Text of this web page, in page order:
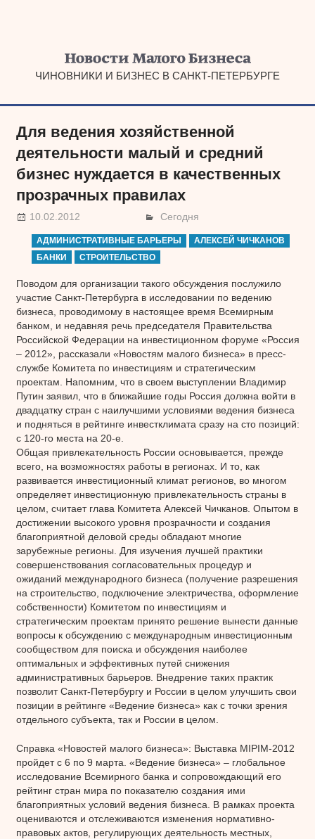
ЧИНОВНИКИ И БИЗНЕС В САНКТ-ПЕТЕРБУРГЕ
Для ведения хозяйственной
деятельности малый и средний
бизнес нуждается в качественных
прозрачных правилах
10.02.2012 Сегодня
АДМИНИСТРАТИВНЫЕ БАРЬЕРЫ
АЛЕКСЕЙ ЧИЧКАНОВ
БАНКИ
СТРОИТЕЛЬСТВО
Поводом для организации такого обсуждения послужило
участие Санкт-Петербурга в исследовании по ведению
бизнеса, проводимому в настоящее время Всемирным
банком, и недавняя речь председателя Правительства
Российской Федерации на инвестиционном форуме «Россия
– 2012», рассказали «Новостям малого бизнеса» в пресс-
службе Комитета по инвестициям и стратегическим
проектам. Напомним, что в своем выступлении Владимир
Путин заявил, что в ближайшие годы Россия должна войти в
двадцатку стран с наилучшими условиями ведения бизнеса
и подняться в рейтинге инвестклимата сразу на сто позиций:
с 120-го места на 20-е.
Общая привлекательность России основывается, прежде
всего, на возможностях работы в регионах. И то, как
развивается инвестиционный климат регионов, во многом
определяет инвестиционную привлекательность страны в
целом, считает глава Комитета Алексей Чичканов. Опытом в
достижении высокого уровня прозрачности и создания
благоприятной деловой среды обладают многие
зарубежные регионы. Для изучения лучшей практики
совершенствования согласовательных процедур и
ожиданий международного бизнеса (получение разрешения
на строительство, подключение электричества, оформление
собственности) Комитетом по инвестициям и
стратегическим проектам принято решение вынести данные
вопросы к обсуждению с международным инвестиционным
сообществом для поиска и обсуждения наиболее
оптимальных и эффективных путей снижения
административных барьеров. Внедрение таких практик
позволит Санкт-Петербургу и России в целом улучшить свои
позиции в рейтинге «Ведение бизнеса» как с точки зрения
отдельного субъекта, так и России в целом.
Справка «Новостей малого бизнеса»: Выставка MIPIM-2012
пройдет с 6 по 9 марта. «Ведение бизнеса» – глобальное
исследование Всемирного банка и сопровождающий его
рейтинг стран мира по показателю создания ими
благоприятных условий ведения бизнеса. В рамках проекта
оцениваются и отслеживаются изменения нормативно-
правовых актов, регулирующих деятельность местных,